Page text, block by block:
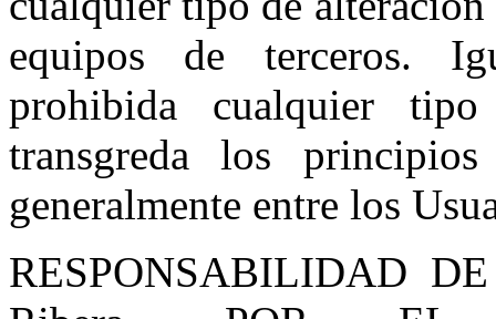
equipos de terceros.
prohibida cualquier
transgreda los
generalmente entre los
RESPONSABILIDAD